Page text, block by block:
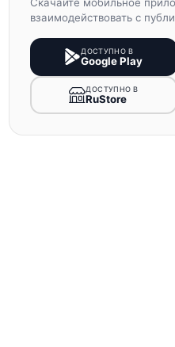
взаимодействовать с
ДОСТУПНО В
Google Play
ДОСТУПНО В
RuStore